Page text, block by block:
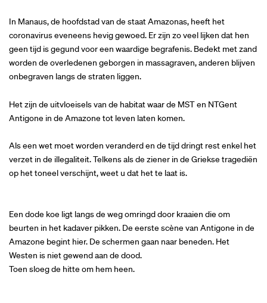
In Manaus, de hoofdstad van de staat Amazonas, heeft het
coronavirus eveneens hevig gewoed. Er zijn zo veel lijken dat hen
geen tijd is gegund voor een waardige begrafenis. Bedekt met zand
worden de overledenen geborgen in massagraven, anderen blijven
onbegraven langs de straten liggen.
Het zijn de uitvloeisels van de habitat waar de MST en NTGent
Antigone in de Amazone tot leven laten komen.
Als een wet moet worden veranderd en de tijd dringt rest enkel het
verzet in de illegaliteit. Telkens als de ziener in de Griekse tragediën
op het toneel verschijnt, weet u dat het te laat is.
Een dode koe ligt langs de weg omringd door kraaien die om
beurten in het kadaver pikken. De eerste scène van Antigone in de
Amazone begint hier. De schermen gaan naar beneden. Het
Westen is niet gewend aan de dood.
Toen sloeg de hitte om hem heen.